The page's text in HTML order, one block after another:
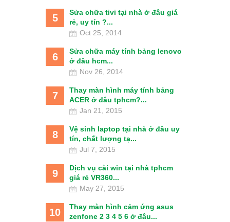
5
Sửa chữa tivi tại nhà ở đâu giá
rẻ, uy tín ?...
Oct 25, 2014
6
Sửa chữa máy tính bảng lenovo
ở đâu hcm...
Nov 26, 2014
7
Thay màn hình máy tính bảng
ACER ở đâu tphcm?...
Jan 21, 2015
8
Vệ sinh laptop tại nhà ở đâu uy
tín, chất lượng tạ...
Jul 7, 2015
9
Dịch vụ cài win tại nhà tphcm
giá rẻ VR360...
May 27, 2015
10
Thay màn hình cảm ứng asus
zenfone 2 3 4 5 6 ở đâu...